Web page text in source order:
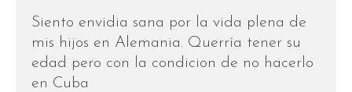
Siento envidia sana por la vida plena de
mis hijos en Alemania. Querría tener su
edad pero con la condicion de no hacerlo
en Cuba